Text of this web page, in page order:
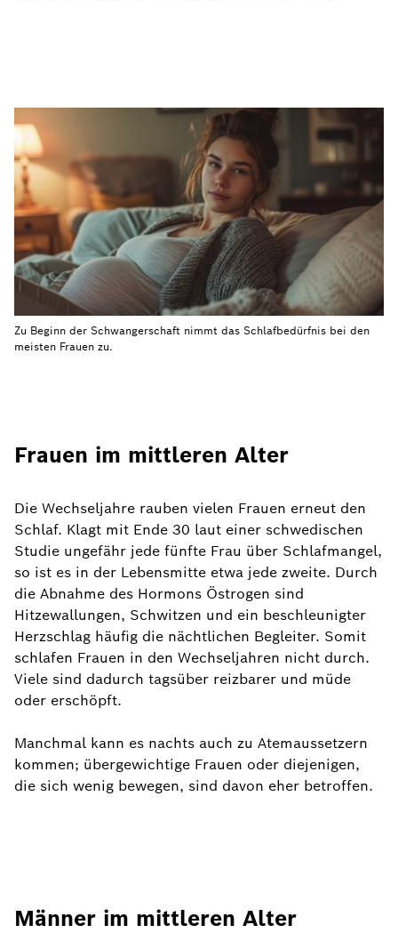
Zu Beginn der Schwangerschaft nimmt das Schlafbedürfnis bei den
meisten Frauen zu.
Frauen im mittleren Alter
Die Wechseljahre rauben vielen Frauen erneut den
Schlaf. Klagt mit Ende 30 laut einer schwedischen
Studie ungefähr jede fünfte Frau über Schlafmangel,
so ist es in der Lebensmitte etwa jede zweite. Durch
die Abnahme des Hormons Östrogen sind
Hitzewallungen, Schwitzen und ein beschleunigter
Herzschlag häufig die nächtlichen Begleiter. Somit
schlafen Frauen in den Wechseljahren nicht durch.
Viele sind dadurch tagsüber reizbarer und müde
oder erschöpft.
Manchmal kann es nachts auch zu Atemaussetzern
kommen; übergewichtige Frauen oder diejenigen,
die sich wenig bewegen, sind davon eher betroffen.
Männer im mittleren Alter